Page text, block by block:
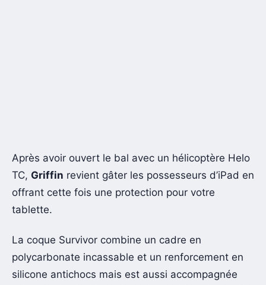
Après avoir ouvert le bal avec un hélicoptère Helo
TC, Griffin revient gâter les possesseurs d’iPad en
offrant cette fois une protection pour votre
tablette.
La coque Survivor combine un cadre en
polycarbonate incassable et un renforcement en
silicone antichocs mais est aussi accompagnée